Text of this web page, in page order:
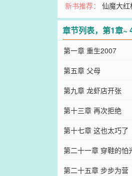
新书推荐：仙魔大红
章节列表，第1章~
第一章 重生2007
第五章 父母
第九章 龙虾店开张
第十三章 再次拒绝
第十七章 这也太巧了
第二十一章 穿鞋的怕
第二十五章 步步为营